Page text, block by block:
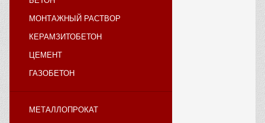
МОНТАЖНЫЙ РАСТВОР
КЕРАМЗИТОБЕТОН
ЦЕМЕНТ
ГАЗОБЕТОН
МЕТАЛЛОПРОКАТ